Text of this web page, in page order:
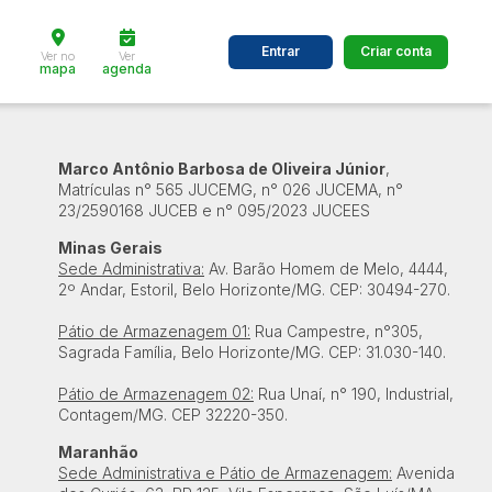
valor
até R$
Pesquisar
Ver no
mapa
Ver
agenda
Entrar Criar conta
Marco Antônio Barbosa de Oliveira Júnior,
Matrículas n° 565 JUCEMG, n° 026 JUCEMA, n°
23/2590168 JUCEB e n° 095/2023 JUCEES
Minas Gerais
Sede Administrativa: Av. Barão Homem de Melo, 4444,
2º Andar, Estoril, Belo Horizonte/MG. CEP: 30494-270.
Pátio de Armazenagem 01: Rua Campestre, n°305,
Sagrada Família, Belo Horizonte/MG. CEP: 31.030-140.
Pátio de Armazenagem 02: Rua Unaí, n° 190, Industrial,
Contagem/MG. CEP 32220-350.
Maranhão
Sede Administrativa e Pátio de Armazenagem: Avenida